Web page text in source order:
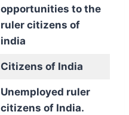
opportunities to the
ruler citizens of
india
Citizens of India
Unemployed ruler
citizens of India.